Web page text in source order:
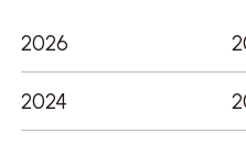
送
り
2026
2024